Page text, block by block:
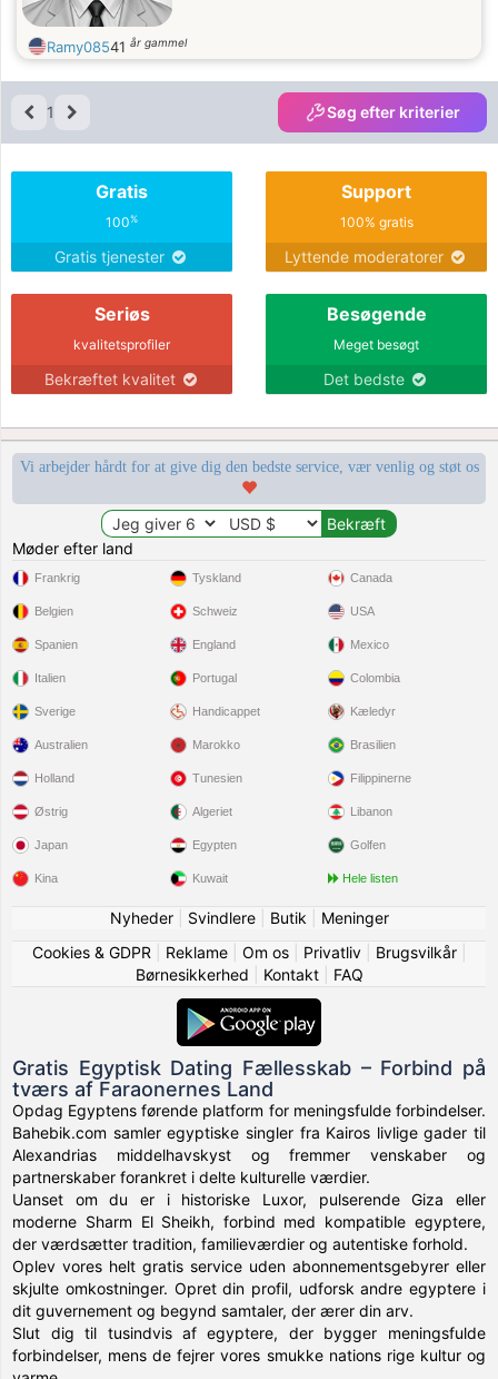
Ramy08541 år gammel
1 Søg efter kriterier
Gratis
100%
Gratis tjenester
Support
100% gratis
Lyttende moderatorer
Seriøs
kvalitetsprofiler
Bekræftet kvalitet
Besøgende
Meget besøgt
Det bedste
Vi arbejder hårdt for at give dig den bedste service, vær venlig og støt os
Møder efter land
Frankrig
Belgien
Spanien
Italien
Sverige
Tyskland
Schweiz
England
Portugal
Handicappet
Canada
USA
Mexico
Colombia
Kæledyr
Australien
Holland
Østrig
Japan
Kina
Marokko
Tunesien
Algeriet
Egypten
Kuwait
Brasilien
Filippinerne
Libanon
Golfen
Hele listen
Nyheder| Svindlere| Butik
Meninger
Cookies & GDPR
Reklame| Om os| Privatliv| Brugsvilkår|
Børnesikkerhed
Kontakt| FAQ
Gratis Egyptisk Dating Fællesskab – Forbind på
tværs af Faraonernes Land
Opdag Egyptens førende platform for meningsfulde forbindelser.
Bahebik.com samler egyptiske singler fra Kairos livlige gader til
Alexandrias middelhavskyst og fremmer venskaber og
partnerskaber forankret i delte kulturelle værdier.
Uanset om du er i historiske Luxor, pulserende Giza eller
moderne Sharm El Sheikh, forbind med kompatible egyptere,
der værdsætter tradition, familieværdier og autentiske forhold.
Oplev vores helt gratis service uden abonnementsgebyrer eller
skjulte omkostninger. Opret din profil, udforsk andre egyptere i
dit guvernement og begynd samtaler, der ærer din arv.
Slut dig til tusindvis af egyptere, der bygger meningsfulde
forbindelser, mens de fejrer vores smukke nations rige kultur og